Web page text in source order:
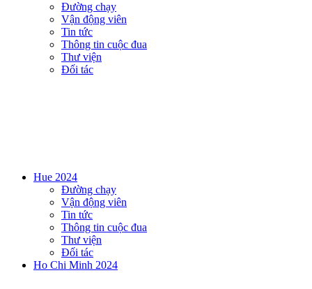
Đường chạy
Vận động viên
Tin tức
Thông tin cuộc đua
Thư viện
Đối tác
Hue 2024
Đường chạy
Vận động viên
Tin tức
Thông tin cuộc đua
Thư viện
Đối tác
Ho Chi Minh 2024